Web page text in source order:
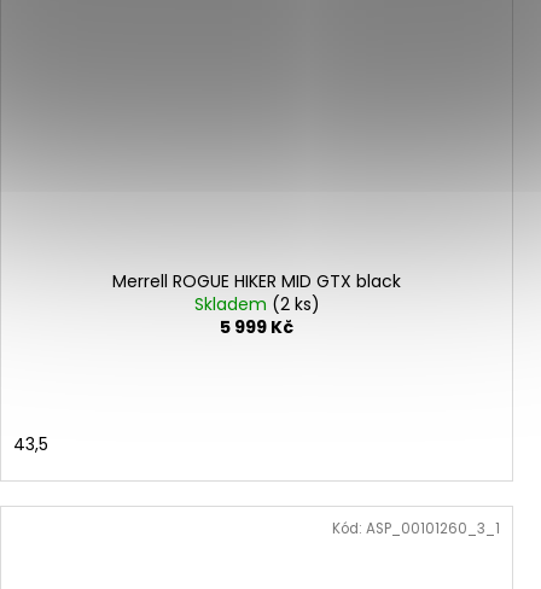
Merrell ROGUE HIKER MID GTX black
Skladem (2 ks)
5 999 Kč
43,5
Kód: ASP_00101260_3_1